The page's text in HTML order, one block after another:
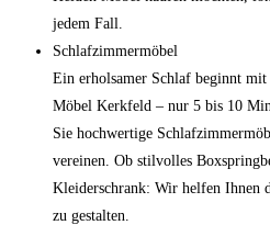
jedem Fall.
Schlafzimmermöbel
Ein erholsamer Schlaf beginnt
Möbel Kerkfeld – nur 5 bis 10
Sie hochwertige
vereinen. Ob stilvolles
Kleiderschrank: Wir helfen Ihnen
zu gestalten.